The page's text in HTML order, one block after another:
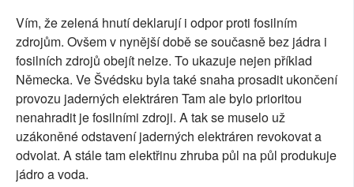
Vím, že zelená hnutí deklarují i odpor proti fosilním
zdrojům. Ovšem v nynější době se současně bez jádra i
fosilních zdrojů obejít nelze. To ukazuje nejen příklad
Německa. Ve Švédsku byla také snaha prosadit ukončení
provozu jaderných elektráren Tam ale bylo prioritou
nenahradit je fosilními zdroji. A tak se muselo už
uzákoněné odstavení jaderných elektráren revokovat a
odvolat. A stále tam elektřinu zhruba půl na půl produkuje
jádro a voda.